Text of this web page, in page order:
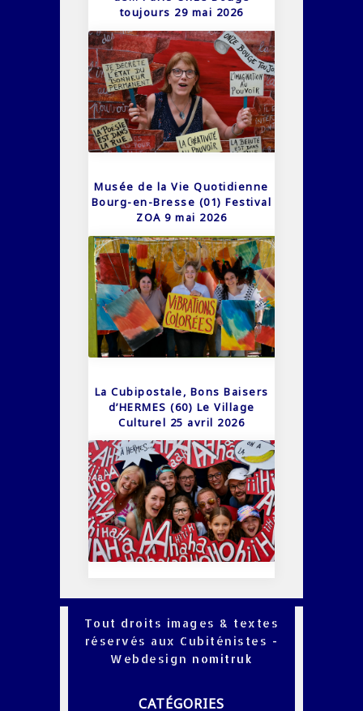
toujours 29 mai 2026
Musée de la Vie Quotidienne
Bourg-en-Bresse (01) Festival
ZOA 9 mai 2026
La Cubipostale, Bons Baisers
d’HERMES (60) Le Village
Culturel 25 avril 2026
Tout droits images & textes
réservés aux Cubiténistes -
Webdesign nomitruk
CATÉGORIES